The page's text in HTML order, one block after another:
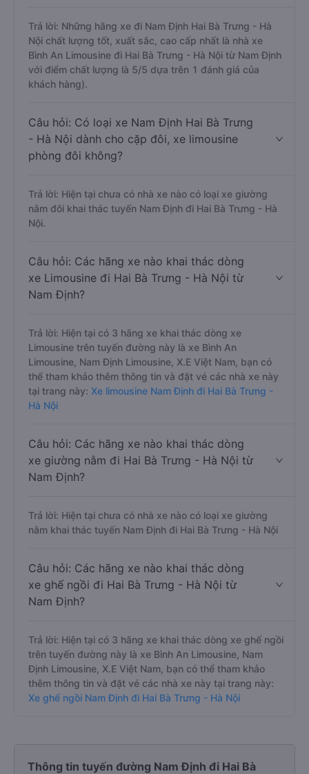
Trả lời: Những hãng xe đi Nam Định Hai Bà Trưng - Hà
Nội chất lượng tốt, xuất sắc, cao cấp nhất là nhà xe
Bình An Limousine đi Hai Bà Trưng - Hà Nội từ Nam Định
với điểm chất lượng là 5/5 dựa trên 1 đánh giá của
khách hàng).
Câu hỏi: Có loại xe Nam Định Hai Bà Trưng
- Hà Nội dành cho cặp đôi, xe limousine
phòng đôi không?
Trả lời: Hiện tại chưa có nhà xe nào có loại xe giường
nằm đôi khai thác tuyến Nam Định đi Hai Bà Trưng - Hà
Nội.
Câu hỏi: Các hãng xe nào khai thác dòng
xe Limousine đi Hai Bà Trưng - Hà Nội từ
Nam Định?
Trả lời: Hiện tại có 3 hãng xe khai thác dòng xe
Limousine trên tuyến đường này là xe Bình An
Limousine, Nam Định Limousine, X.E Việt Nam, bạn có
thể tham khảo thêm thông tin và đặt vé các nhà xe này
tại trang này: Xe limousine Nam Định đi Hai Bà Trưng -
Hà Nội
Câu hỏi: Các hãng xe nào khai thác dòng
xe giường nằm đi Hai Bà Trưng - Hà Nội từ
Nam Định?
Trả lời: Hiện tại chưa có nhà xe nào có loại xe giường
nằm khai thác tuyến Nam Định đi Hai Bà Trưng - Hà Nội
Câu hỏi: Các hãng xe nào khai thác dòng
xe ghế ngồi đi Hai Bà Trưng - Hà Nội từ
Nam Định?
Trả lời: Hiện tại có 3 hãng xe khai thác dòng xe ghế ngồi
trên tuyến đường này là xe Bình An Limousine, Nam
Định Limousine, X.E Việt Nam, bạn có thể tham khảo
thêm thông tin và đặt vé các nhà xe này tại trang này:
Xe ghế ngồi Nam Định đi Hai Bà Trưng - Hà Nội
Thông tin tuyến đường Nam Định đi Hai Bà